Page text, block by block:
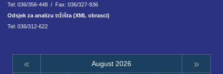
Tel: 036/356-448 / Fax: 036/327-936
Odsjek za analizu tržišta (XML obrasci)
Tel: 036/312-622
« August 2026 »